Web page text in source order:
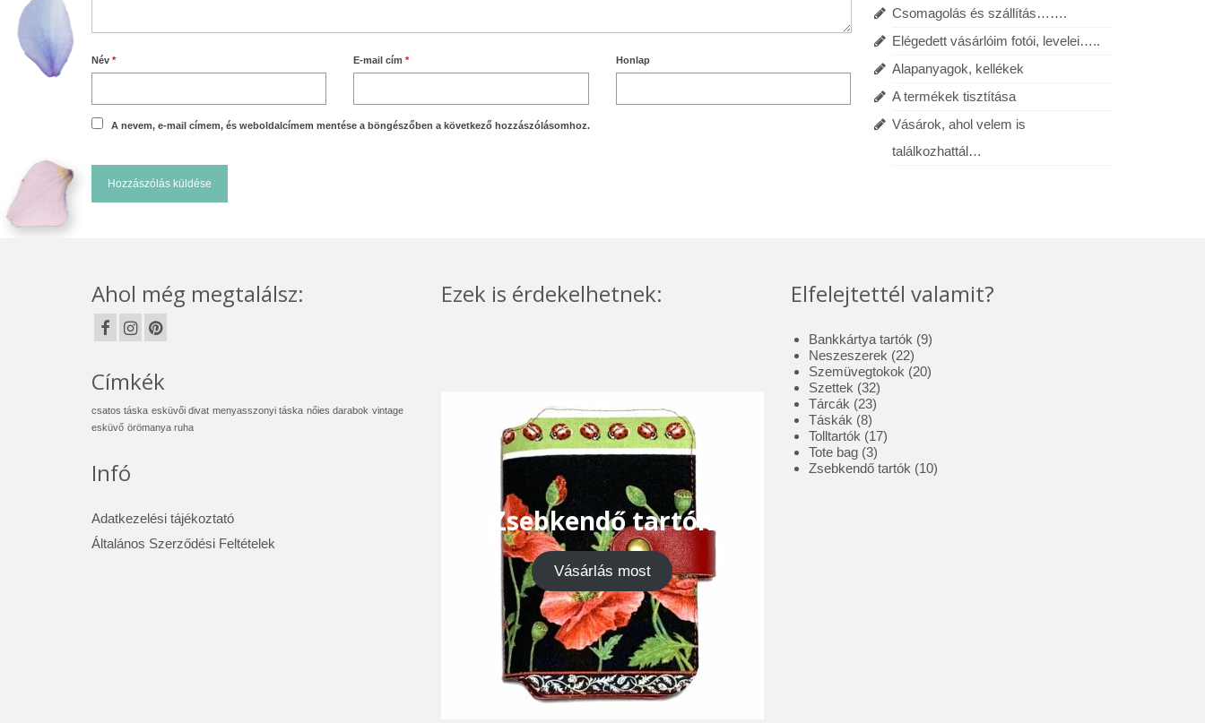
Név * E-mail cím* Honlap
A nevem, e-mail címem, és weboldalcímem mentése a böngészőben a következő hozzászólásomhoz.
Csomagolás és szállítás…….
Elégedett vásárlóim fotói, levelei…..
Alapanyagok, kellékek
A termékek tisztítása
Vásárok, ahol velem is
találkozhattál…
Ahol még megtalálsz:
Címkék
csatos táska esküvői divat menyasszonyi táska nőies darabok vintage
esküvő örömanya ruha
Infó
Adatkezelési tájékoztató
Általános Szerződési Feltételek
Ezek is érdekelhetnek:
Zsebkendő tartók
Vásárlás most
Elfelejtettél valamit?
Bankkártya tartók 99
Neszeszerek 2222
termék
Szemüvegtokok 2020
Szettek 3232
termék
Tárcák 2323
termék
Táskák 88
termék
Tolltartók 1717
Tote bag 33
termék
Zsebkendő tartók 1010